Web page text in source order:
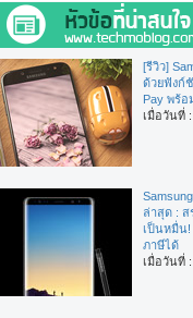
[รีวิว]
ด้วยฟังก์ชั
Pay พร้อ
เมื่อวันที่
ล่าสุด : ส
เป็นหมื่น
ภาษีได้
เมื่อวันที่